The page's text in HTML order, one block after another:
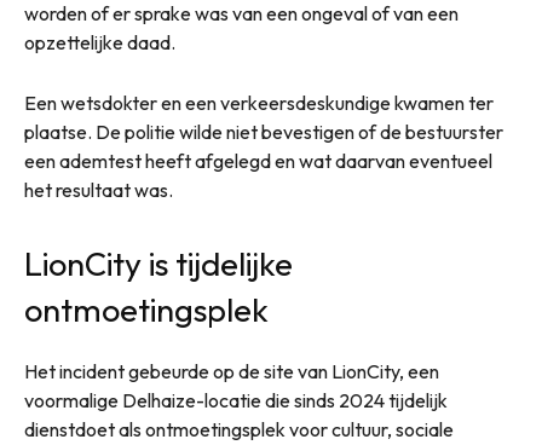
worden of er sprake was van een ongeval of van een
opzettelijke daad.
Een wetsdokter en een verkeersdeskundige kwamen ter
plaatse. De politie wilde niet bevestigen of de bestuurster
een ademtest heeft afgelegd en wat daarvan eventueel
het resultaat was.
LionCity is tijdelijke
ontmoetingsplek
Het incident gebeurde op de site van LionCity, een
voormalige Delhaize-locatie die sinds 2024 tijdelijk
dienstdoet als ontmoetingsplek voor cultuur, sociale